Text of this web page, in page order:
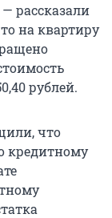
рассказали
на квартиру
рублей.
что
кредитному